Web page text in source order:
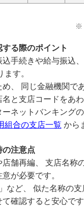
※
る際のポイント
手続きや給与振込
す。
、 同じ金融機関で
と支店コードをあわ
ネットバンキング
組合の支店一覧 から
の注意点
舗再編、 支店名称
が必要です。
など、 似た名称の
確認すると安心です